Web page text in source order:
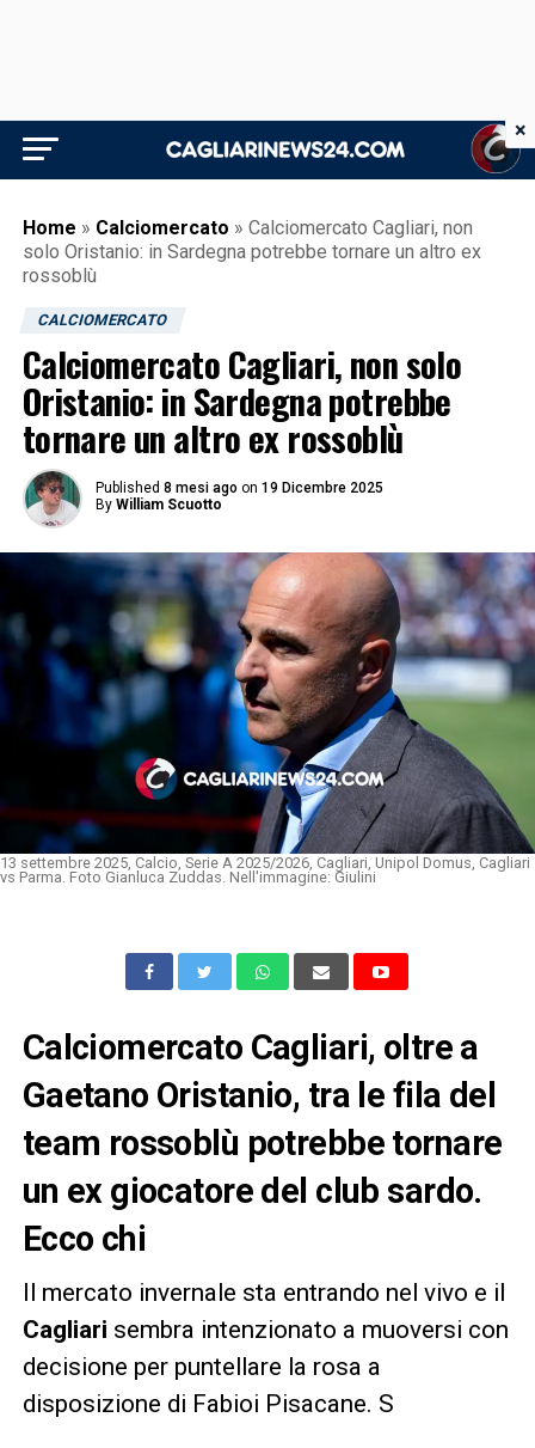
Home » Calciomercato » Calciomercato Cagliari, non
solo Oristanio: in Sardegna potrebbe tornare un altro ex
rossoblù
CALCIOMERCATO
Calciomercato Cagliari, non solo
Oristanio: in Sardegna potrebbe
tornare un altro ex rossoblù
Published 8 mesi ago on 19 Dicembre 2025
By William Scuotto
13 settembre 2025, Calcio, Serie A 2025/2026, Cagliari, Unipol Domus, Cagliari
vs Parma. Foto Gianluca Zuddas. Nell'immagine: Giulini
Calciomercato Cagliari, oltre a
Gaetano Oristanio, tra le fila del
team rossoblù potrebbe tornare
un ex giocatore del club sardo.
Ecco chi
Il mercato invernale sta entrando nel vivo e il
Cagliari sembra intenzionato a muoversi con
decisione per puntellare la rosa a
disposizione di Fabioi Pisacane. S
×